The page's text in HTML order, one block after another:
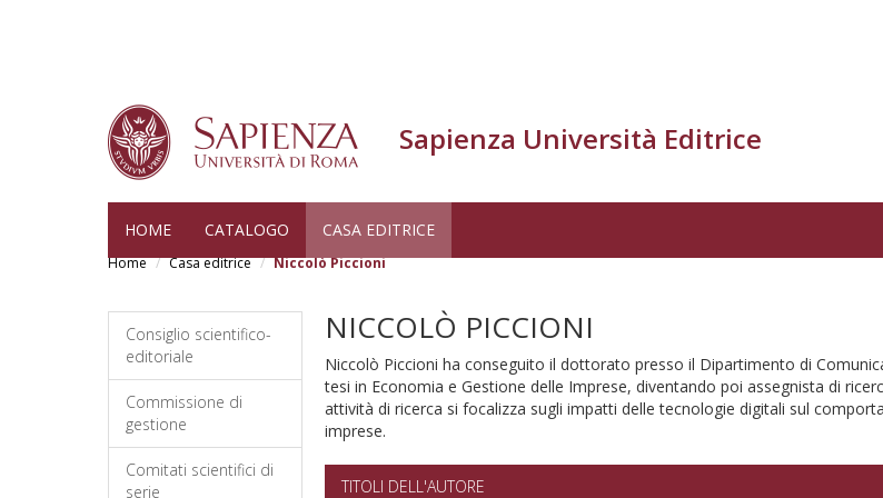
Sapienza Università Editrice
HOME CATALOGO CASA EDITRICE
Home Casa editrice Niccolò Piccioni
Consiglio scientifico-
editoriale
Commissione di
gestione
Comitati scientifici di
serie
NICCOLÒ PICCIONI
Niccolò Piccioni ha conseguito il dottorato presso il Dipartimento di
tesi in Economia e Gestione delle Imprese, diventando poi assegnista di
attività di ricerca si focalizza sugli impatti delle tecnologie digitali sul
imprese.
TITOLI DELL'AUTORE